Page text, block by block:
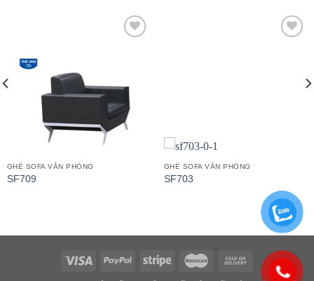
GHẾ SOFA VĂN PHÒNG
SF709
GHẾ SOFA VĂN PHÒNG
SF703